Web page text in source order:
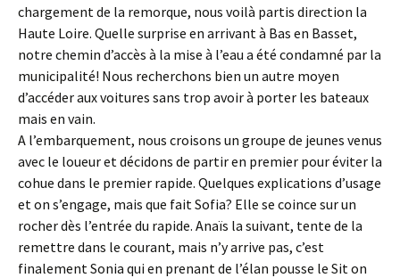
chargement de la remorque, nous voilà partis direction la
Haute Loire. Quelle surprise en arrivant à Bas en Basset,
notre chemin d’accès à la mise à l’eau a été condamné par la
municipalité! Nous recherchons bien un autre moyen
d’accéder aux voitures sans trop avoir à porter les bateaux
mais en vain.
A l’embarquement, nous croisons un groupe de jeunes venus
avec le loueur et décidons de partir en premier pour éviter la
cohue dans le premier rapide. Quelques explications d’usage
et on s’engage, mais que fait Sofia? Elle se coince sur un
rocher dès l’entrée du rapide. Anaïs la suivant, tente de la
remettre dans le courant, mais n’y arrive pas, c’est
finalement Sonia qui en prenant de l’élan pousse le Sit on